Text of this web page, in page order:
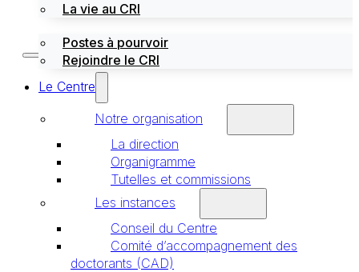
La vie au CRI
Postes à pourvoir
Rejoindre le CRI
Le Centre
Notre organisation
La direction
Organigramme
Tutelles et commissions
Les instances
Conseil du Centre
Comité d’accompagnement des
doctorants (CAD)